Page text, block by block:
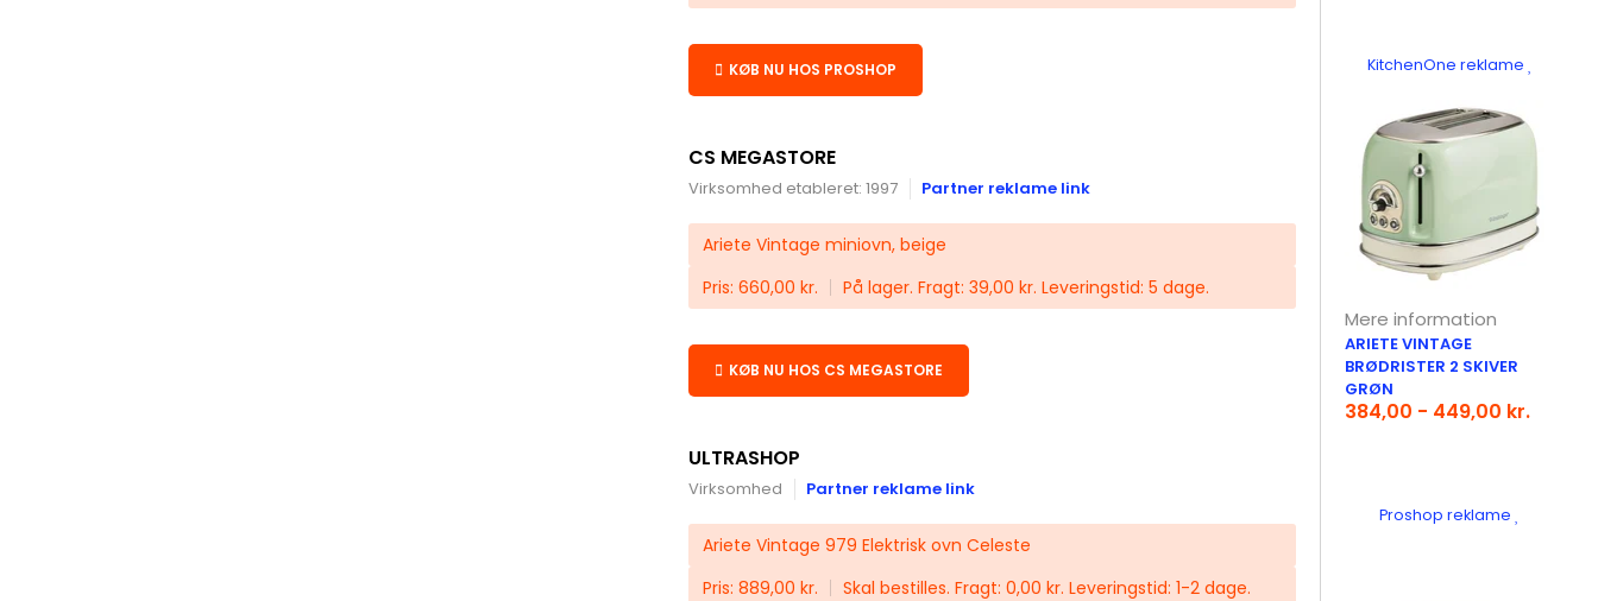
KØB NU HOS PROSHOP
CS MEGASTORE
Virksomhed etableret: 1997 Partner reklame link
Ariete Vintage miniovn, beige
Pris: 660,00 kr.
På lager. Fragt: 39,00 kr. Leveringstid: 5 dage.
KØB NU HOS CS MEGASTORE
ULTRASHOP
Virksomhed Partner reklame link
Ariete Vintage 979 Elektrisk ovn Celeste
Pris: 889,00 kr.
Skal bestilles. Fragt: 0,00 kr. Leveringstid: 1-2 dage.
KitchenOne reklame
Mere information
ARIETE VINTAGE
BRØDRISTER 2 SKIVER
GRØN
384,00 - 449,00 kr.
Proshop reklame